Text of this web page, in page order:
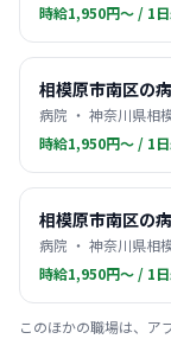
時給1,950円〜 / 1
相模原市南区の
病院 ・ 神奈川県相
時給1,950円〜 / 1
相模原市南区の
病院 ・ 神奈川県相
時給1,950円〜 / 1
このほかの職場は、ア